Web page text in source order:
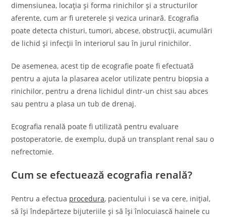
dimensiunea, locația și forma rinichilor și a structurilor
aferente, cum ar fi ureterele și vezica urinară. Ecografia
poate detecta chisturi, tumori, abcese, obstrucții, acumulări
de lichid și infecții în interiorul sau în jurul rinichilor.
De asemenea, acest tip de ecografie poate fi efectuată
pentru a ajuta la plasarea acelor utilizate pentru biopsia a
rinichilor, pentru a drena lichidul dintr-un chist sau abces
sau pentru a plasa un tub de drenaj.
Ecografia renală poate fi utilizată pentru evaluare
postoperatorie, de exemplu, după un transplant renal sau o
nefrectomie.
Cum se efectuează ecografia renală?
Pentru a efectua procedura, pacientului i se va cere, inițial,
să își îndepărteze bijuteriile și să își înlocuiască hainele cu